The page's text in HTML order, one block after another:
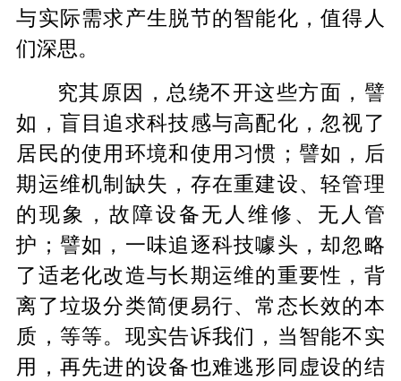
与实际需求产生脱节的智能化，值得人
们深思。
究其原因，总绕不开这些方面，譬
如，盲目追求科技感与高配化，忽视了
居民的使用环境和使用习惯；譬如，后
期运维机制缺失，存在重建设、轻管理
的现象，故障设备无人维修、无人管
护；譬如，一味追逐科技噱头，却忽略
了适老化改造与长期运维的重要性，背
离了垃圾分类简便易行、常态长效的本
质，等等。现实告诉我们，当智能不实
用，再先进的设备也难逃形同虚设的结